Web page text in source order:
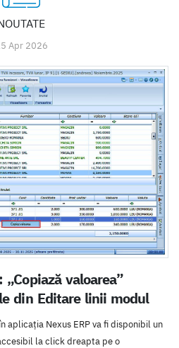
Apr 2026
valoarea”
din Editare linii modul
aplicația Nexus ERP va fi disponibil un
la click dreapta pe o